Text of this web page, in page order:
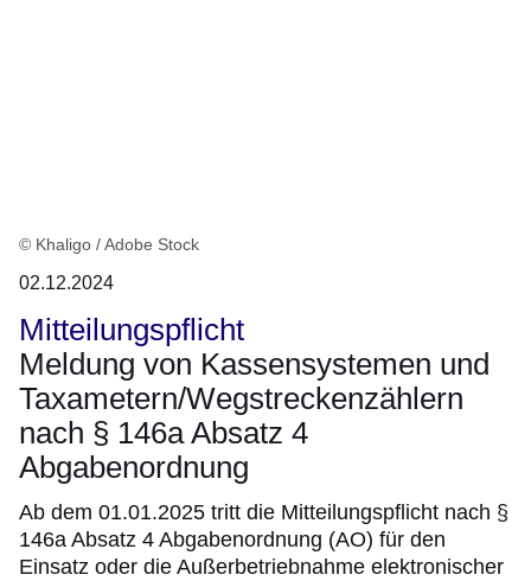
© Khaligo / Adobe Stock
02.12.2024
Mitteilungspflicht
Meldung von Kassensystemen und
Taxametern/Wegstreckenzählern
nach § 146a Absatz 4
Abgabenordnung
Ab dem 01.01.2025 tritt die Mitteilungspflicht nach §
146a Absatz 4 Abgabenordnung (AO) für den
Einsatz oder die Außerbetriebnahme elektronischer